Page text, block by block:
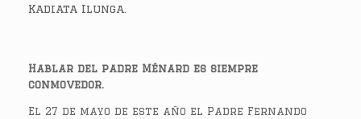
Kadiata Ilunga.
Hablar del padre Ménard es siempre
conmovedor.
El 27 de mayo de este año el Padre Fernando